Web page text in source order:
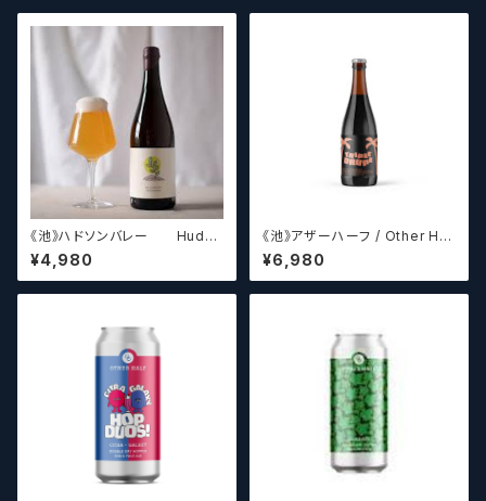
《池》ハドソンバレー Hudso
n Valley Blossom
¥4,980
《池》アザーハーフ / Other Hal
f Brewing Triple Drupe【ク
ラフトビールシザーズ】
¥6,980